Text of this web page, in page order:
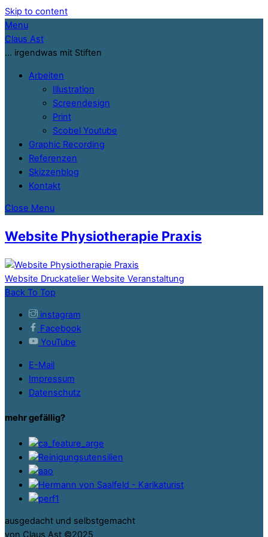
Skip to content
Menu
Claus Ast
… irgendwas mit Stiften
Arbeiten
Illustration
Screendesign
Print
Scobel Youtube
Graphic Recording
Referenzen
Skizzenblog
Kontakt
Close Menu
Website Physiotherapie Praxis
Website Druckatelier Website Veranstaltung
Back To Top
instagram
Facebook
YouTube
E-Mail
Impressum
Datenschutz
mehr gefällig?
ausgedacht und selbstgemacht
von Claus Ast ©2025